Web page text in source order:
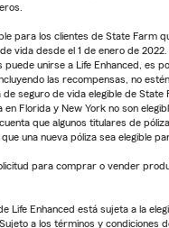
para los clientes de State Farm
vida desde el 1 de enero de
puede unirse a Life Enhanced, es
las recompensas, no
de seguro de vida elegible de State
en Florida y New York no son
que algunos titulares de
una nueva póliza sea elegible
para comprar o vender
Life Enhanced está sujeta a la
a los términos y condiciones